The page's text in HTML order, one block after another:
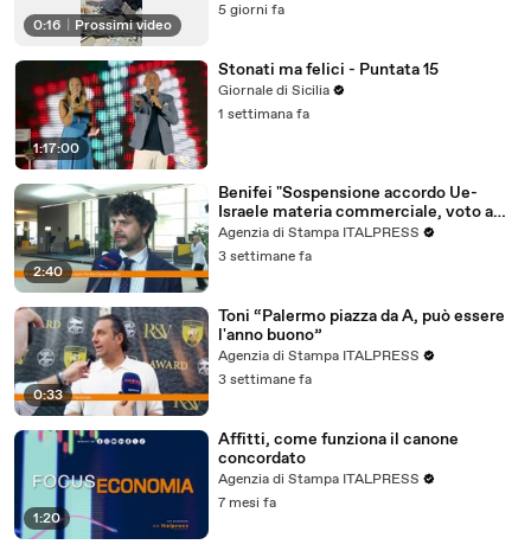
0:16 Prossimi video
5 giorni fa
1:17:00
Stonati ma felici - Puntata 15
Giornale di Sicilia
1 settimana fa
2:40
Benifei "Sospensione accordo Ue-
Israele materia commerciale, voto a
maggioranza"
Agenzia di Stampa ITALPRESS
3 settimane fa
0:33
Toni “Palermo piazza da A, può essere
l'anno buono”
Agenzia di Stampa ITALPRESS
3 settimane fa
1:20
Affitti, come funziona il canone
concordato
Agenzia di Stampa ITALPRESS
7 mesi fa